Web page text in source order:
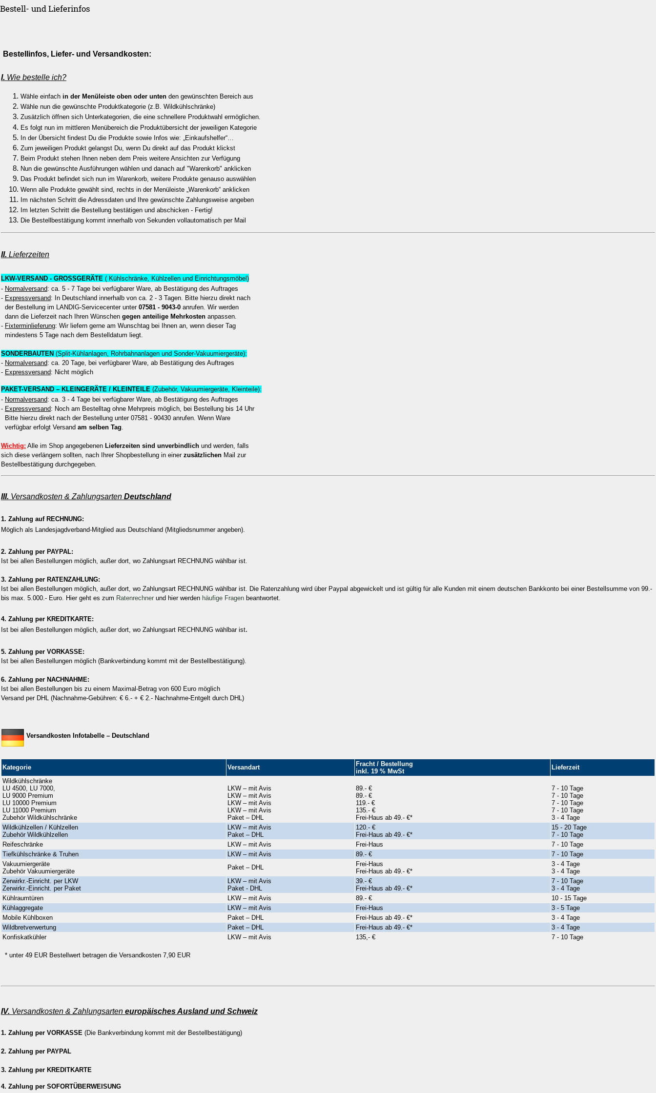
Bestell- und Lieferinfos
Bestellinfos, Liefer- und Versandkosten:
I. Wie bestelle ich?
Wähle einfach in der Menüleiste oben oder unten den gewünschten Bereich aus
Wähle nun die gewünschte Produktkategorie (z.B. Wildkühlschränke)
Zusätzlich öffnen sich Unterkategorien, die eine schnellere Produktwahl ermöglichen.
Es folgt nun im mittleren Menübereich die Produktübersicht der jeweiligen Kategorie
In der Übersicht findest Du die Produkte sowie Infos wie: „Einkaufshelfer“…
Zum jeweiligen Produkt gelangst Du, wenn Du direkt auf das Produkt klickst
Beim Produkt stehen Ihnen neben dem Preis weitere Ansichten zur Verfügung
Nun die gewünschte Ausführungen wählen und danach auf "Warenkorb" anklicken
Das Produkt befindet sich nun im Warenkorb, weitere Produkte genauso auswählen
Wenn alle Produkte gewählt sind, rechts in der Menüleiste „Warenkorb“ anklicken
Im nächsten Schritt die Adressdaten und Ihre gewünschte Zahlungsweise angeben
Im letzten Schritt die Bestellung bestätigen und abschicken - Fertig!
Die Bestellbestätigung kommt innerhalb von Sekunden vollautomatisch per Mail
II. Lieferzeiten
LKW-VERSAND - GROSSGERÄTE ( Kühlschränke, Kühlzellen und Einrichtungsmöbel)
- Normalversand: ca. 5 - 7 Tage bei verfügbarer Ware, ab Bestätigung des Auftrages
- Expressversand: In Deutschland innerhalb von ca. 2 - 3 Tagen. Bitte hierzu direkt nach
der Bestellung im LANDIG-Servicecenter unter 07581 - 9043-0 anrufen. Wir werden
dann die Lieferzeit nach Ihren Wünschen gegen anteilige Mehrkosten anpassen.
- Fixterminlieferung: Wir liefern gerne am Wunschtag bei Ihnen an, wenn dieser Tag
mindestens 5 Tage nach dem Bestelldatum liegt.
SONDERBAUTEN (Split-Kühlanlagen, Rohrbahnanlagen und Sonder-Vakuumiergeräte):
- Normalversand: ca. 20 Tage, bei verfügbarer Ware, ab Bestätigung des Auftrages
- Expressversand: Nicht möglich
PAKET-VERSAND – KLEINGERÄTE / KLEINTEILE (Zubehör, Vakuumiergeräte, Kleinteile):
- Normalversand: ca. 3 - 4 Tage bei verfügbarer Ware, ab Bestätigung des Auftrages
- Expressversand: Noch am Bestelltag ohne Mehrpreis möglich, bei Bestellung bis 14 Uhr
Bitte hierzu direkt nach der Bestellung unter 07581 - 90430 anrufen. Wenn Ware
verfügbar erfolgt Versand am selben Tag
Wichtig: Alle im Shop angegebenen Lieferzeiten sind unverbindlich und werden, falls
sich diese verlängern sollten, nach Ihrer Shopbestellung in einer zusätzlichen Mail zur
Bestellbestätigung durchgegeben.
III. Versandkosten & Zahlungsarten Deutschland
1. Zahlung auf RECHNUNG:
Möglich als Landesjagdverband-Mitglied aus Deutschland (Mitgliedsnummer angeben).
2. Zahlung per PAYPAL:
Ist bei allen Bestellungen möglich, außer dort, wo Zahlungsart RECHNUNG wählbar ist.
3. Zahlung per RATENZAHLUNG:
Ist bei allen Bestellungen möglich, außer dort, wo Zahlungsart RECHNUNG wählbar ist. Die Ratenzahlung wird über Paypal abgewickelt und ist gültig für alle Kunden mit einem deutschen Bankkonto bei einer Bestellsumme von 99.-
bis max. 5.000.- Euro. Hier geht es zum Ratenrechner und hier werden häufige Fragen beantwortet.
4. Zahlung per KREDITKARTE:
Ist bei allen Bestellungen möglich, außer dort, wo Zahlungsart RECHNUNG wählbar ist.
5. Zahlung per VORKASSE:
Ist bei allen Bestellungen möglich (Bankverbindung kommt mit der Bestellbestätigung).
6. Zahlung per NACHNAHME:
Ist bei allen Bestellungen bis zu einem Maximal-Betrag von 600 Euro möglich
Versand per DHL (Nachnahme-Gebühren: € 6.- + € 2.- Nachnahme-Entgelt durch DHL)
Versandkosten Infotabelle – Deutschland
Kategorie Versandart
Fracht / Bestellung
inkl. 19 % MwSt
Lieferzeit
Wildkühlschränke
LU 4500, LU 7000,
LU 9000 Premium
LU 10000 Premium
LU 11000 Premium
Zubehör Wildkühlschränke
LKW – mit Avis
LKW – mit Avis
LKW – mit Avis
LKW – mit Avis
Paket – DHL
89.- €
89.- €
119.- €
135.- €
Frei-Haus ab 49.- €*
7 - 10 Tage
7 - 10 Tage
7 - 10 Tage
7 - 10 Tage
3 - 4 Tage
Wildkühlzellen / Kühlzellen
Zubehör Wildkühlzellen
LKW – mit Avis
Paket – DHL
120.- €
Frei-Haus ab 49.- €*
15 - 20 Tage
7 - 10 Tage
Reifeschränke
LKW – mit Avis Frei-Haus
7 - 10 Tage
Tiefkühlschränke & Truhen
LKW – mit Avis 89.- €
7 - 10 Tage
Vakuumiergeräte
Zubehör Vakuumiergeräte
Paket – DHL
Frei-Haus
Frei-Haus ab 49.- €*
3 - 4 Tage
3 - 4 Tage
Zerwirkr.-Einricht. per LKW
Zerwirkr.-Einricht. per Paket
LKW – mit Avis
Paket - DHL
39.- €
Frei-Haus ab 49.- €*
7 - 10 Tage
3 - 4 Tage
Kühlraumtüren
LKW – mit Avis 89.- €
10 - 15 Tage
Kühlaggregate
LKW – mit Avis Frei-Haus
3 - 5 Tage
Mobile Kühlboxen
Paket – DHL Frei-Haus ab 49.- €*
3 - 4 Tage
Wildbretverwertung
Paket – DHL Frei-Haus ab 49.- €*
3 - 4 Tage
Konfiskatkühler
LKW – mit Avis 135,- € 7 - 10 Tage
* unter 49 EUR Bestellwert betragen die Versandkosten 7,90 EUR
IV. Versandkosten & Zahlungsarten europäisches Ausland und Schweiz
1. Zahlung per VORKASSE (Die Bankverbindung kommt mit der Bestellbestätigung)
2. Zahlung per PAYPAL
3. Zahlung per KREDITKARTE
4. Zahlung per SOFORTÜBERWEISUNG